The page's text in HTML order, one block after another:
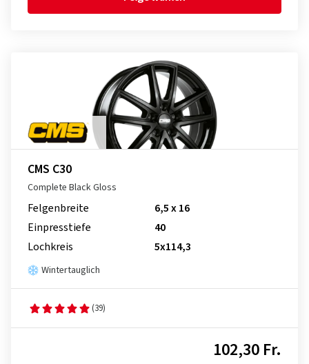
CMS C30
Complete Black Gloss
Felgenbreite
6,5 x 16
Einpresstiefe
40
Lochkreis
5x114,3
Wintertauglich
(39)
102,30 Fr.